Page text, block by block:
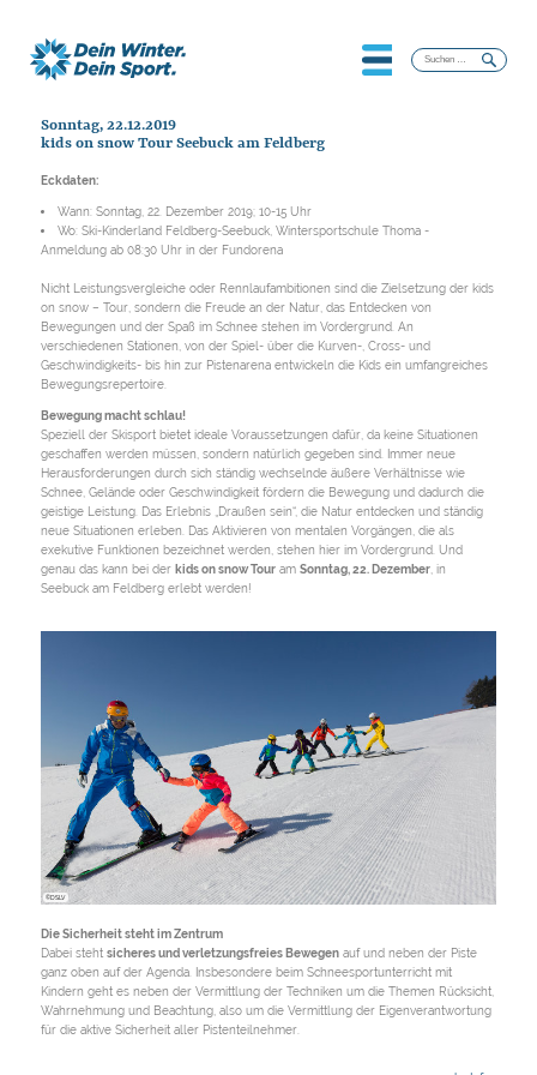
Suchen
nach:
Sonntag, 22.12.2019
kids on snow Tour Seebuck am Feldberg
Eckdaten:
Wann: Sonntag, 22. Dezember 2019; 10-15 Uhr
Wo: Ski-Kinderland Feldberg-Seebuck, Wintersportschule Thoma -
Anmeldung ab 08:30 Uhr in der Fundorena
Nicht Leistungsvergleiche oder Rennlaufambitionen sind die Zielsetzung der kids
on snow – Tour, sondern die Freude an der Natur, das Entdecken von
Bewegungen und der Spaß im Schnee stehen im Vordergrund. An
verschiedenen Stationen, von der Spiel- über die Kurven-, Cross- und
Geschwindigkeits- bis hin zur Pistenarena entwickeln die Kids ein umfangreiches
Bewegungsrepertoire.
Bewegung macht schlau!
Speziell der Skisport bietet ideale Voraussetzungen dafür, da keine Situationen
geschaffen werden müssen, sondern natürlich gegeben sind. Immer neue
Herausforderungen durch sich ständig wechselnde äußere Verhältnisse wie
Schnee, Gelände oder Geschwindigkeit fördern die Bewegung und dadurch die
geistige Leistung. Das Erlebnis „Draußen sein“, die Natur entdecken und ständig
neue Situationen erleben. Das Aktivieren von mentalen Vorgängen, die als
exekutive Funktionen bezeichnet werden, stehen hier im Vordergrund. Und
genau das kann bei der kids on snow Tour am Sonntag, 22. Dezember , in
Seebuck am Feldberg erlebt werden!
©DSLV
Die Sicherheit steht im Zentrum
Dabei steht sicheres und verletzungsfreies Bewegen auf und neben der Piste
ganz oben auf der Agenda. Insbesondere beim Schneesportunterricht mit
Kindern geht es neben der Vermittlung der Techniken um die Themen Rücksicht,
Wahrnehmung und Beachtung, also um die Vermittlung der Eigenverantwortung
für die aktive Sicherheit aller Pistenteilnehmer.